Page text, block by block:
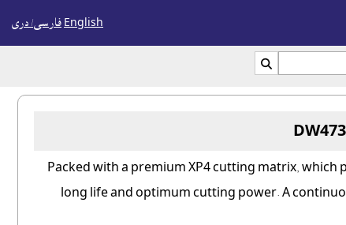
English فارسی/ درى

Packed with a premium XP4 cutting matrix, which
long life and optimum cutting power. A